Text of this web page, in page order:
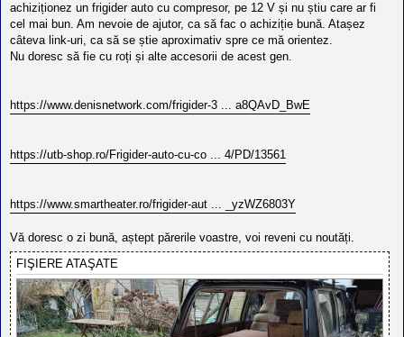
achiziționez un frigider auto cu compresor, pe 12 V și nu știu care ar fi
cel mai bun. Am nevoie de ajutor, ca să fac o achiziție bună. Atașez
câteva link-uri, ca să se știe aproximativ spre ce mă orientez.
Nu doresc să fie cu roți și alte accesorii de acest gen.
https://www.denisnetwork.com/frigider-3 ... a8QAvD_BwE
https://utb-shop.ro/Frigider-auto-cu-co ... 4/PD/13561
https://www.smartheater.ro/frigider-aut ... _yzWZ6803Y
Vă doresc o zi bună, aștept părerile voastre, voi reveni cu noutăți.
FIŞIERE ATAŞATE